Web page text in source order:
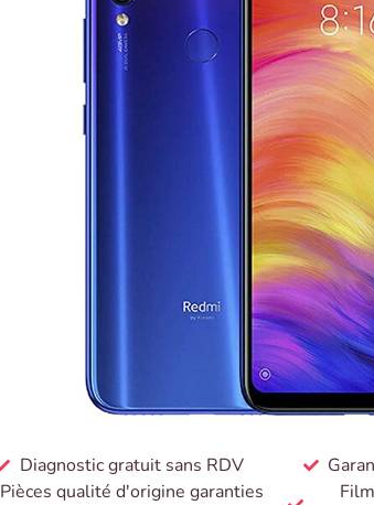
Diagnostic gratuit sans RDV
Pièces qualité d'origine garanties